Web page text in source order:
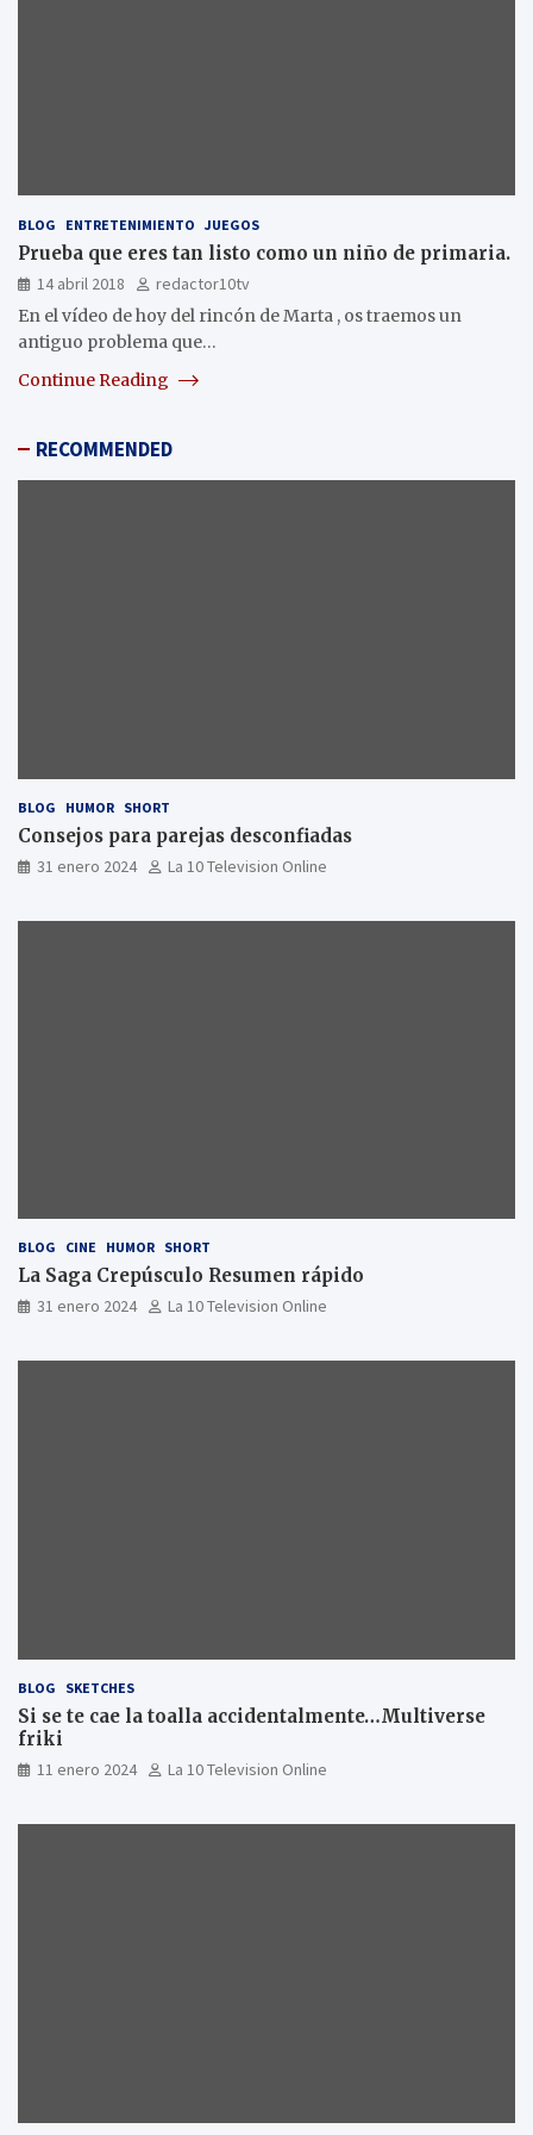
BLOG ENTRETENIMIENTO JUEGOS
Prueba que eres tan listo como un niño de primaria.
14 abril 2018
redactor10tv
En el vídeo de hoy del rincón de Marta , os traemos un
antiguo problema que…
Continue Reading
RECOMMENDED
BLOG HUMOR SHORT
Consejos para parejas desconfiadas
31 enero 2024 La 10 Television Online
BLOG CINE HUMOR SHORT
La Saga Crepúsculo Resumen rápido
31 enero 2024 La 10 Television Online
BLOG SKETCHES
Si se te cae la toalla accidentalmente…Multiverse
friki
11 enero 2024 La 10 Television Online